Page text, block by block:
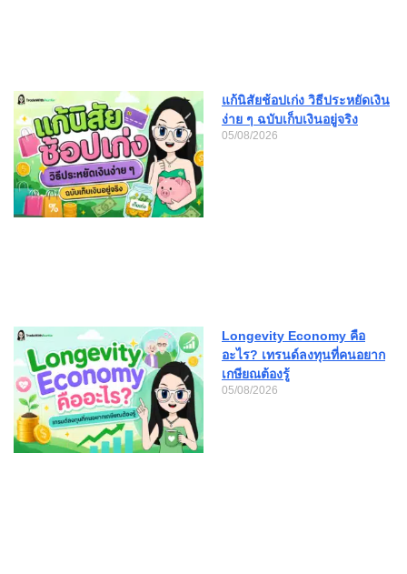
แก้นิสัยช้อปเก่ง วิธีประหยัดเงิน
ง่าย ๆ ฉบับเก็บเงินอยู่จริง
05/08/2026
Longevity Economy คือ
อะไร? เทรนด์ลงทุนที่คนอยาก
เกษียณต้องรู้
05/08/2026